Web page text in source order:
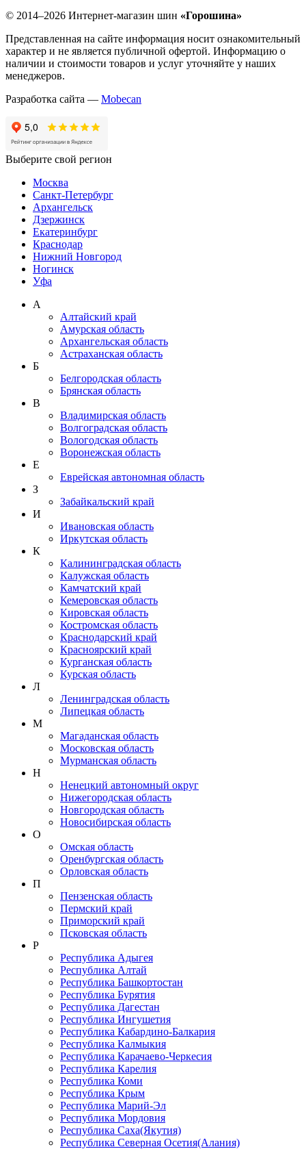
© 2014–2026 Интернет-магазин шин «Горошина»
Представленная на сайте информация носит ознакомительный
характер и не является публичной офертой. Информацию о
наличии и стоимости товаров и услуг уточняйте у наших
менеджеров.
Разработка сайта — Mobecan
Выберите свой регион
Москва
Санкт-Петербург
Архангельск
Дзержинск
Екатеринбург
Краснодар
Нижний Новгород
Ногинск
Уфа
А
Алтайский край
Амурская область
Архангельская область
Астраханская область
Б
Белгородская область
Брянская область
В
Владимирская область
Волгоградская область
Вологодская область
Воронежская область
Е
Еврейская автономная область
З
Забайкальский край
И
Ивановская область
Иркутская область
К
Калининградская область
Калужская область
Камчатский край
Кемеровская область
Кировская область
Костромская область
Краснодарский край
Красноярский край
Курганская область
Курская область
Л
Ленинградская область
Липецкая область
М
Магаданская область
Московская область
Мурманская область
Н
Ненецкий автономный округ
Нижегородская область
Новгородская область
Новосибирская область
О
Омская область
Оренбургская область
Орловская область
П
Пензенская область
Пермский край
Приморский край
Псковская область
Р
Республика Адыгея
Республика Алтай
Республика Башкортостан
Республика Бурятия
Республика Дагестан
Республика Ингушетия
Республика Кабардино-Балкария
Республика Калмыкия
Республика Карачаево-Черкеcия
Республика Карелия
Республика Коми
Республика Крым
Республика Марий-Эл
Республика Мордовия
Республика Саха(Якутия)
Республика Северная Осетия(Алания)